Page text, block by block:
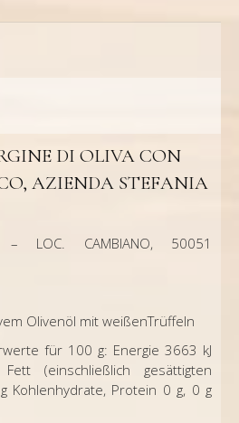
DI OLIVA CON
AZIENDA STEFANIA
LOC. CAMBIANO, 50051
Olivenöl mit weißenTrüffeln
für 100 g: Energie 3663 kJ
(einschließlich gesättigten
Kohlenhydrate, Protein 0 g, 0 g